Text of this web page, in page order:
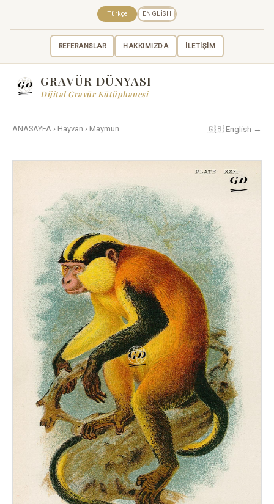
REFERANSLAR HAKKIMIZDA İLETİŞİM
Türkçe ENGLISH
GRAVÜR DÜNYASI
Dijital Gravür Kütüphanesi
ANASAYFA › Hayvan › Maymun 🇬🇧 English →